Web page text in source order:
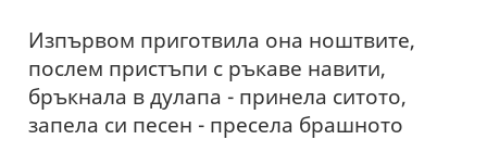
Изпървом приготвила она ноштвите,
послем пристъпи с ръкаве навити,
бръкнала в дулапа - принела ситото,
запела си песен - пресела брашното